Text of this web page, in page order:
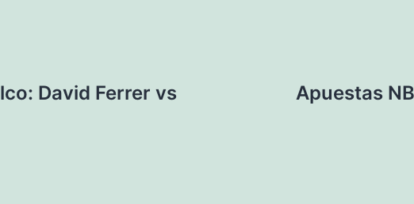
David Ferrer vs
Apuestas